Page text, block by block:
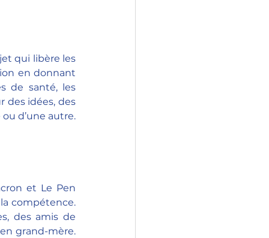
qui libère les
en donnant
de santé, les
des idées, des
d’une autre.
et Le Pen
compétence.
des amis de
grand-mère.